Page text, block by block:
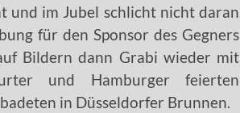
und im Jubel schlicht nicht daran
für den Sponsor des Gegners
Bildern dann Grabi wieder mit
und Hamburger feierten
in Düsseldorfer Brunnen.